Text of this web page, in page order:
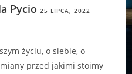
Pycio 25 LIPCA, 2022
życiu, o siebie, o
przed jakimi stoimy